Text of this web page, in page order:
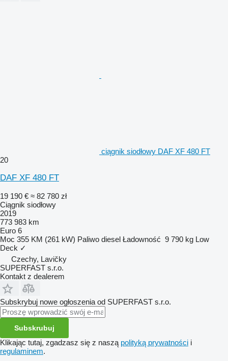
ciągnik siodłowy DAF XF 480 FT
20
DAF XF 480 FT
19 190 € ≈ 82 780 zł
Ciągnik siodłowy
2019
773 983 km
Euro 6
Moc 355 KM (261 kW) Paliwo diesel Ładowność 9 790 kg Low
Deck ✓
Czechy, Lavičky
SUPERFAST s.r.o.
Kontakt z dealerem
Subskrybuj nowe ogłoszenia od SUPERFAST s.r.o.
Subskrubuj
Klikając tutaj, zgadzasz się z naszą polityką prywatności i
regulaminem.